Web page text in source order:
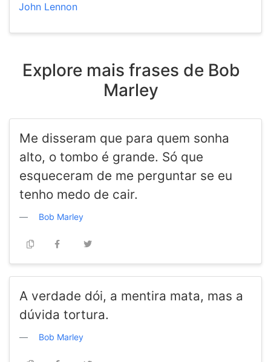
John Lennon
Explore mais frases de Bob
Marley
Me disseram que para quem sonha
alto, o tombo é grande. Só que
esqueceram de me perguntar se eu
tenho medo de cair.
Bob Marley
A verdade dói, a mentira mata, mas a
dúvida tortura.
Bob Marley